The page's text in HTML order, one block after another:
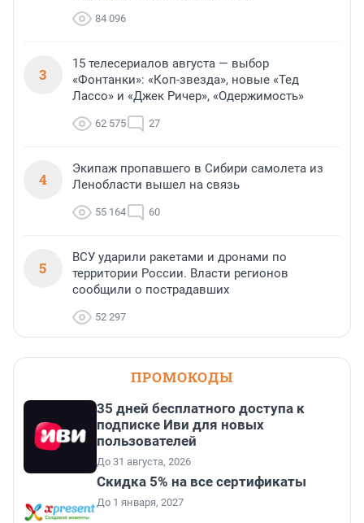
84 096
3
15 телесериалов августа — выбор
«Фонтанки»: «Коп-звезда», новые «Тед
Лассо» и «Джек Ричер», «Одержимость»
62 575 27
4
Экипаж пропавшего в Сибири самолета из
Ленобласти вышел на связь
55 164 60
5
ВСУ ударили ракетами и дронами по
территории России. Власти регионов
сообщили о пострадавших
52 297
ПРОМОКОДЫ
35 дней бесплатного доступа к
подписке Иви для новых
пользователей
До 31 августа, 2026
Скидка 5% на все сертификаты
До 1 января, 2027